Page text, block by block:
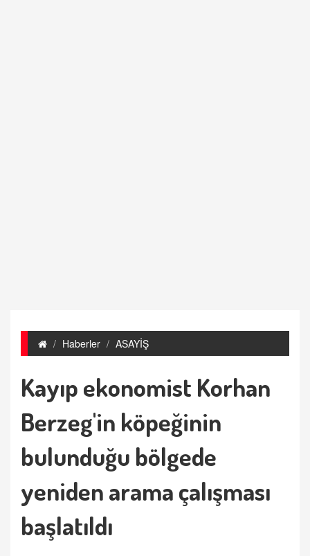
Haberler ASAYİŞ
Kayıp ekonomist Korhan
Berzeg'in köpeğinin
bulunduğu bölgede
yeniden arama çalışması
başlatıldı